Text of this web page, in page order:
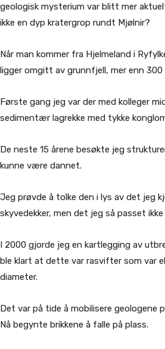
geologisk mysterium var blitt mer
ikke en dyp kratergrop rundt Mjølnir?
Når man kommer fra Hjelmeland i
ligger omgitt av grunnfjell, mer enn
Første gang jeg var der med kolleger
sedimentær lagrekke med tykke
De neste 15 årene besøkte jeg
kunne være dannet.
Jeg prøvde å tolke den i lys av det jeg
skyvedekker, men det jeg så passet
I 2000 gjorde jeg en kartlegging av
ble klart at dette var rasvifter som var
diameter.
Det var på tide å mobilisere
Nå begynte brikkene å falle på plass.